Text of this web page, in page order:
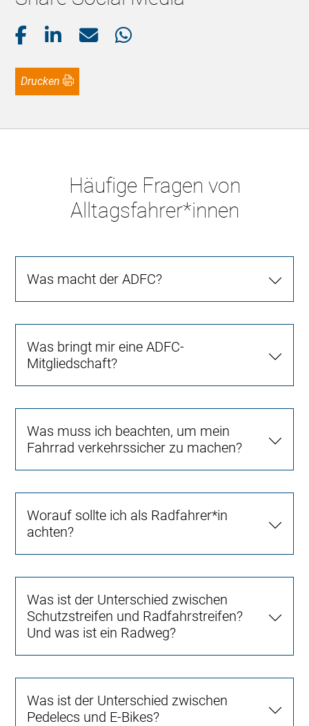
Drucken
Häufige Fragen von
Alltagsfahrer*innen
Was macht der ADFC?
Was bringt mir eine ADFC-
Mitgliedschaft?
Was muss ich beachten, um mein
Fahrrad verkehrssicher zu machen?
Worauf sollte ich als Radfahrer*in
achten?
Was ist der Unterschied zwischen
Schutzstreifen und Radfahrstreifen?
Und was ist ein Radweg?
Was ist der Unterschied zwischen
Pedelecs und E-Bikes?